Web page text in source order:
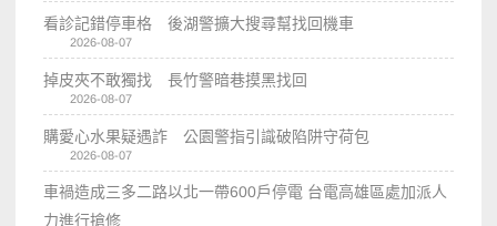
看診記錯停車格 後湖警擴大搜尋幫找回機車
2026-08-07
掉皮夾不敢獨找 長竹警暗巷摸黑找回
2026-08-07
購愛心水果疑遇詐 公園警指引識破陷阱守荷包
2026-08-07
車禍造成三多二路以北一帶600戶停電 台電高雄區處加派人
力進行搶修